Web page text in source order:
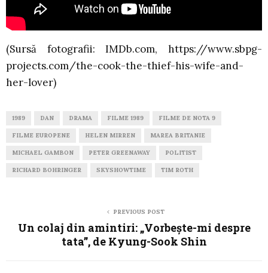
(Sursă fotografii: IMDb.com, https://www.sbpg-
projects.com/the-cook-the-thief-his-wife-and-
her-lover)
1989 DAN DRAMA FILME 1989 FILME DE NOTA 9
FILME EUROPENE HELEN MIRREN MAREA BRITANIE
MICHAEL GAMBON PETER GREENAWAY POLITIST
RICHARD BOHRINGER SKYSHOWTIME TIM ROTH
PREVIOUS POST
Un colaj din amintiri: „Vorbește-mi despre
tata”, de Kyung-Sook Shin